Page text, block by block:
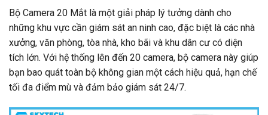
Bộ Camera 20 Mắt là một giải pháp lý tưởng dành cho
những khu vực cần giám sát an ninh cao, đặc biệt là các nhà
xưởng, văn phòng, tòa nhà, kho bãi và khu dân cư có diện
tích lớn. Với hệ thống lên đến 20 camera, bộ camera này giúp
bạn bao quát toàn bộ không gian một cách hiệu quả, hạn chế
tối đa điểm mù và đảm bảo giám sát 24/7.